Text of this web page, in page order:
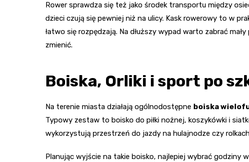
Rower sprawdza się też jako środek transportu między
dzieci czują się pewniej niż na ulicy. Kask rowerowy to w
łatwo się rozpędzają. Na dłuższy wypad warto zabrać
zmienić.
Boiska, Orliki i sport po
Na terenie miasta działają ogólnodostępne boiska
Typowy zestaw to boisko do piłki nożnej, koszykówki i
wykorzystują przestrzeń do jazdy na hulajnodze czy
Planując wyjście na takie boisko, najlepiej wybrać godziny